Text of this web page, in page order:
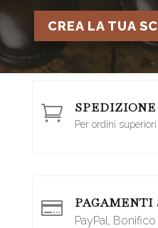
CREA LA TUA

Per ordini
 PAGAMENTI
PayPal,